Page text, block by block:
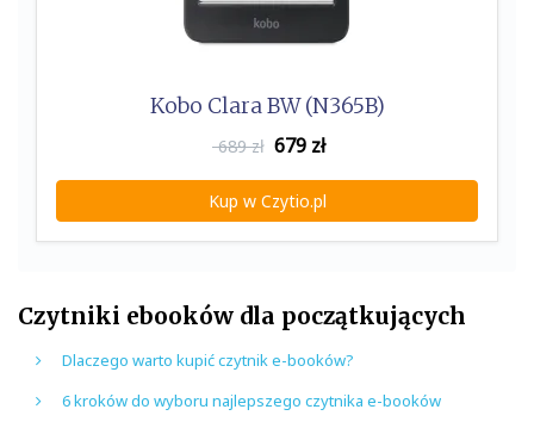
Kobo Clara BW (N365B)
689 zł 679 zł
Kup w Czytio.pl
Czytniki ebooków dla początkujących
Dlaczego warto kupić czytnik e-booków?
6 kroków do wyboru najlepszego czytnika e-booków